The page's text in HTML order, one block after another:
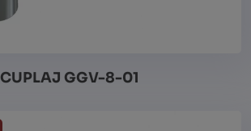
CUPLAJ GGV-8-01